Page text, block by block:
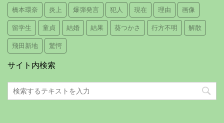
橋本環奈 炎上 爆弾発言 犯人 現在 理由 画像
留学生 童貞 結婚 結果 葵つかさ 行方不明 解散
飛田新地 驚愕
サイト内検索